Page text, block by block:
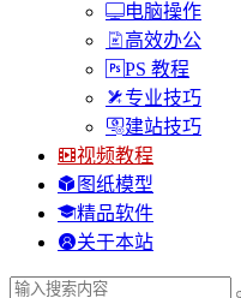
电脑操作
高效办公
PS 教程
专业技巧
建站技巧
视频教程
图纸模型
精品软件
关于本站